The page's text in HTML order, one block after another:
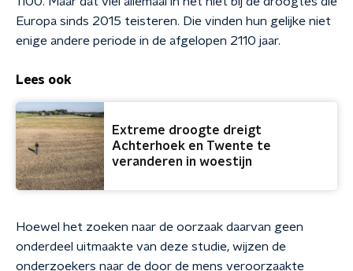
Europa sinds 2015 teisteren. Die vinden hun gelijke niet
enige andere periode in de afgelopen 2110 jaar.
Lees ook
Extreme droogte dreigt
Achterhoek en Twente te
veranderen in woestijn
Hoewel het zoeken naar de oorzaak daarvan geen
onderdeel uitmaakte van deze studie, wijzen de
onderzoekers naar de door de mens veroorzaakte